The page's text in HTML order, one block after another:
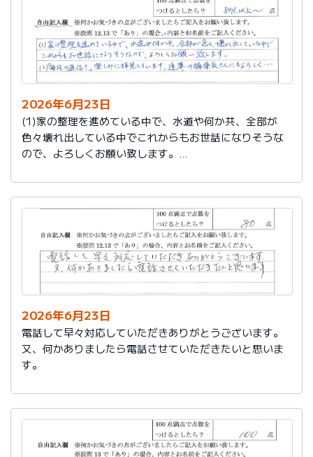
2026年6月23日
(1)家の整理を進めている中で、水道や何か共、全部が
色々壊れ出している中でこれからもお世話になりそうな
ので、よろしくお願い致します。
集長さんにもよろしく…
2026年6月23日
電話して早々対応していただきありがとうございます。
又、何かありましたら電話させていただきたいと思いま
す。